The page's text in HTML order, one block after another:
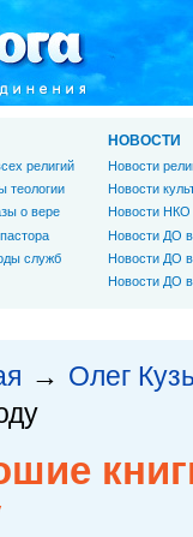
→ Олег
религий
теологии
о вере
служб
НОВОСТИ
Новости
Новости
Новости НКО
Новости ДО
Новости ДО
Новости ДО